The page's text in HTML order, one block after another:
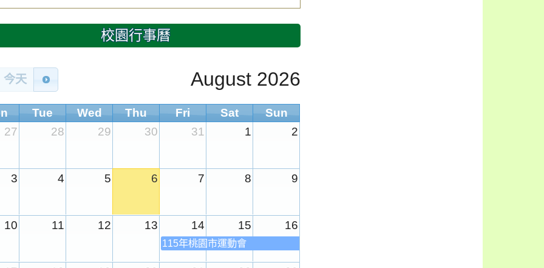
校園行事曆
今天 August 2026
Tue Wed Thu Fri Sat
Sun
27
28 29 30 31 1 2
3 4 5 6 7 8 9
10 11 12 13 14 15 16
115年桃園市運動會